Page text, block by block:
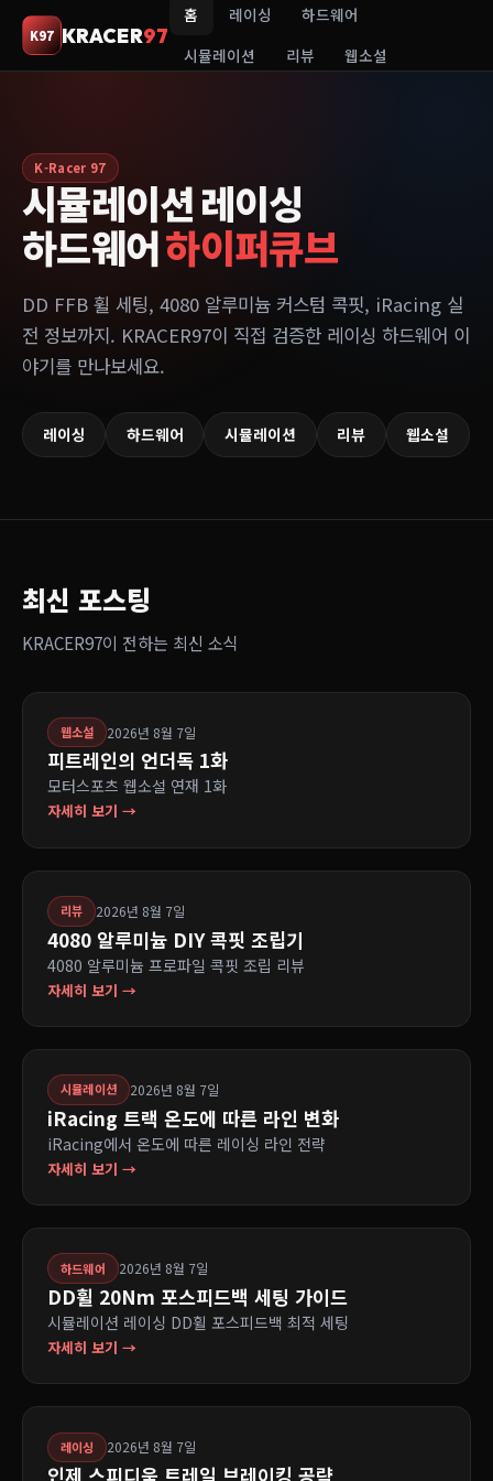
K97 KRACER97
홈 레이싱
하드웨어
시뮬레이션
리뷰 웹소설
K-Racer 97
시뮬레이션 레이싱
하드웨어 하이퍼큐브
DD FFB 휠 세팅, 4080 알루미늄 커스텀 콕핏, iRacing 실
전 정보까지. KRACER97이 직접 검증한 레이싱 하드웨어 이
야기를 만나보세요.
레이싱 하드웨어 시뮬레이션 리뷰 웹소설
최신 포스팅
KRACER97이 전하는 최신 소식
웹소설 2026년 8월 7일
피트레인의 언더독 1화
모터스포츠 웹소설 연재 1화
자세히 보기 →
리뷰 2026년 8월 7일
4080 알루미늄 DIY 콕핏 조립기
4080 알루미늄 프로파일 콕핏 조립 리뷰
자세히 보기 →
시뮬레이션 2026년 8월 7일
iRacing 트랙 온도에 따른 라인 변화
iRacing에서 온도에 따른 레이싱 라인 전략
자세히 보기 →
하드웨어 2026년 8월 7일
DD휠 20Nm 포스피드백 세팅 가이드
시뮬레이션 레이싱 DD휠 포스피드백 최적 세팅
자세히 보기 →
레이싱 2026년 8월 7일
인제 스피디움 트레일 브레이킹 공략